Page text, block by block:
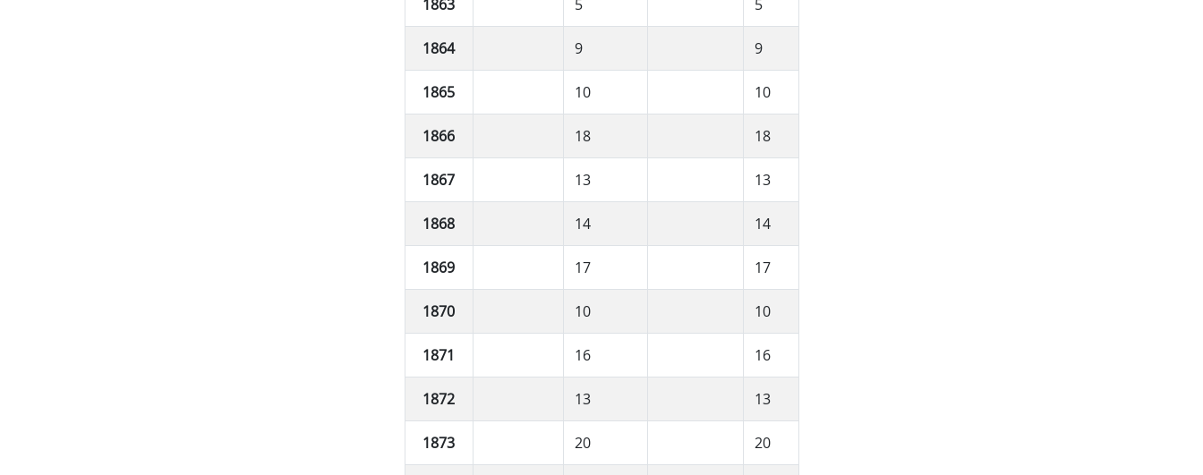
1863 5 5
1864 9 9
1865 10 10
1866 18 18
1867 13 13
1868 14 14
1869 17 17
1870 10 10
1871 16 16
1872 13 13
1873 20 20